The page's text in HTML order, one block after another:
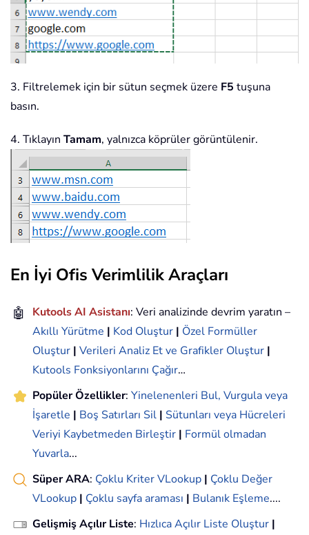
3. Filtrelemek için bir sütun seçmek üzere F5 tuşuna
basın.
4. Tıklayın Tamam, yalnızca köprüler görüntülenir.
En İyi Ofis Verimlilik Araçları
🤖 Kutools AI Asistanı: Veri analizinde devrim yaratın –
Akıllı Yürütme | Kod Oluştur | Özel Formüller
Oluştur | Verileri Analiz Et ve Grafikler Oluştur |
Kutools Fonksiyonlarını Çağır…
Popüler Özellikler: Yinelenenleri Bul, Vurgula veya
İşaretle | Boş Satırları Sil | Sütunları veya Hücreleri
Veriyi Kaybetmeden Birleştir | Formül olmadan
Yuvarla...
Süper ARA: Çoklu Kriter VLookup | Çoklu Değer
VLookup | Çoklu sayfa araması | Bulanık Eşleme....
Gelişmiş Açılır Liste: Hızlıca Açılır Liste Oluştur |